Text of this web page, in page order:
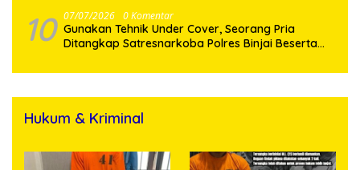
10 07/07/2026 0 Komentar
Gunakan Tehnik Under Cover, Seorang Pria
Ditangkap Satresnarkoba Polres Binjai Beserta
Hukum & Kriminal